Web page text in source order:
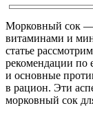
Морковный сок —
витаминами и
статье
рекомендации по
и основные
в рацион. Эти
морковный сок